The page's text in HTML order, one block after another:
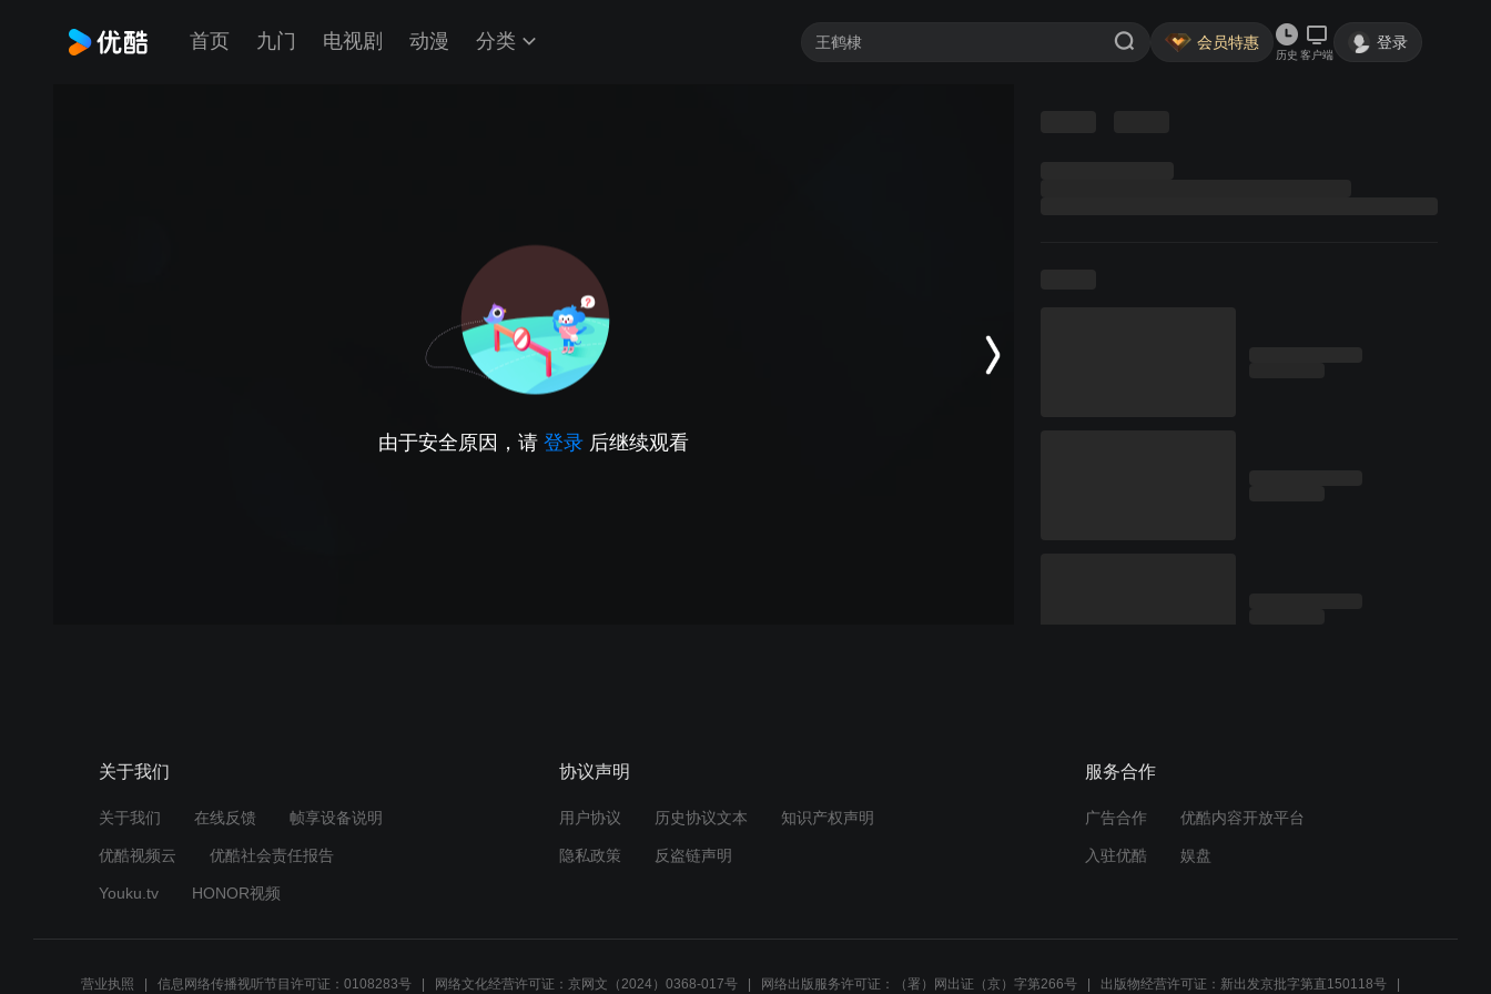
首页 九门 电视剧 动漫 分类 会员特惠
历史 客户端
登录
由于安全原因，请 登录 后继续观看
关于我们
关于我们 在线反馈 帧享设备说明
优酷视频云 优酷社会责任报告
Youku.tv HONOR视频
协议声明
用户协议 历史协议文本 知识产权声明
隐私政策 反盗链声明
服务合作
广告合作 优酷内容开放平台
入驻优酷 娱盘
营业执照 信息网络传播视听节目许可证：0108283号 网络文化经营许可证：京网文（2024）0368-017号 网络出版服务许可证：（署）网出证（京）字第266号 出版物经营许可证：新出发京批字第直150118号